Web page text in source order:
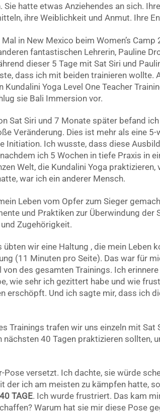
Sie hatte etwas Anziehendes an sich.
ihre Weiblichkeit und Anmut. Ihre
in New Mexico beim Women’s Camp
fantastischen Lehrerin, Pauline
dieser 5 Tage mit Sat Siri und
dass ich mit beiden trainieren wollte.
Kundalini Yoga Level One Teacher
sie Bali Immersion vor.
Sat Siri und 7 Monate später befand
Veränderung. Dies ist mehr als eine
Initiation. Ich wusste, dass diese
ich 5 Wochen in tiefe Praxis in
Welt, die Kundalini Yoga
war ich ein anderer Mensch.
Leben vom Opfer zum Sieger
und Praktiken zur Überwindung der
Zugehörigkeit.
übten wir eine Haltung , die mein Leben
(11 Minuten pro Seite). Das war für
des gesamten Trainings. Ich
wie sehr ich gezittert habe und wie
erschöpft. Und ich sagte mir, dass ich
Trainings trafen wir uns einzeln mit Sat
nächsten 40 Tagen praktizieren sollten,
Pose versetzt. Ich dachte, sie würde
der ich am meisten zu kämpfen hatte,
40 TAGE. Ich wurde frustriert. Das kam
Warum hat sie mir diese Pose